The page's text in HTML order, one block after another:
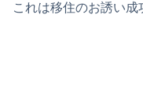
これは移住のお誘い成